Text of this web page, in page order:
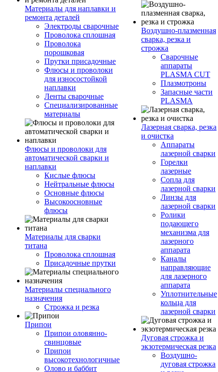
Материалы для наплавки и
ремонта деталей
Электроды сварочные
Проволока сплошная
Проволока
порошковая
Прутки присадочные
Флюсы и проволоки
для износостойкой
наплавки
Ленты сварочные
Специализированные
материалы
Флюсы и проволоки для
автоматической сварки и
наплавки
Кислые флюсы
Нейтральные флюсы
Основные флюсы
Высокоосновные
флюсы
Материалы для сварки
титана
Проволока сплошная
Присадочные прутки
Материалы специального
назначения
Строжка и резка
Припои
Припои оловянно-
свинцовые
Припои
высокотехнологичные
Олово и баббит
Воздушно-плазменная
сварка, резка и
строжка
Сварочные
аппараты
PLASMA CUT
Плазмотроны
Запасные части
PLASMA
Лазерная сварка, резка
и очистка
Аппараты
лазерной сварки
Горелки
лазерные
Сопла для
лазерной сварки
Линзы для
лазерной сварки
Ролики
подающего
механизма для
лазерного
аппарата
Каналы
направляющие
для лазерного
аппарата
Уплотнительные
кольца для
лазерной сварки
Дуговая строжка и
экзотермическая резка
Воздушно-
дуговая строжка